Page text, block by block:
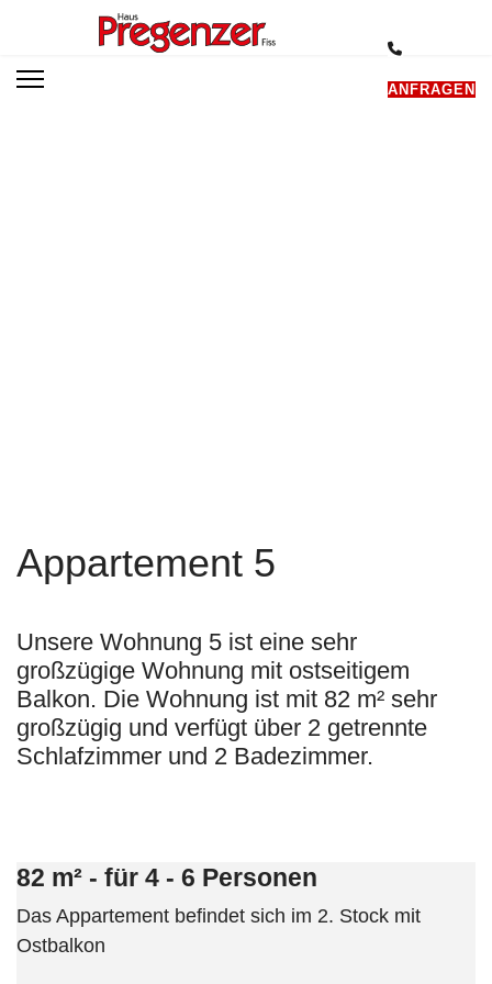
ANFRAGEN
Appartement 5
Unsere Wohnung 5 ist eine sehr
großzügige Wohnung mit ostseitigem
Balkon. Die Wohnung ist mit 82 m² sehr
großzügig und verfügt über 2 getrennte
Schlafzimmer und 2 Badezimmer.
82 m² - für 4 - 6 Personen
Das Appartement befindet sich im 2. Stock mit
Ostbalkon